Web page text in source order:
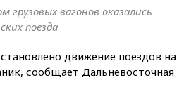
грузовых вагонов оказались
поезда
движение поездов на
сообщает Дальневосточная